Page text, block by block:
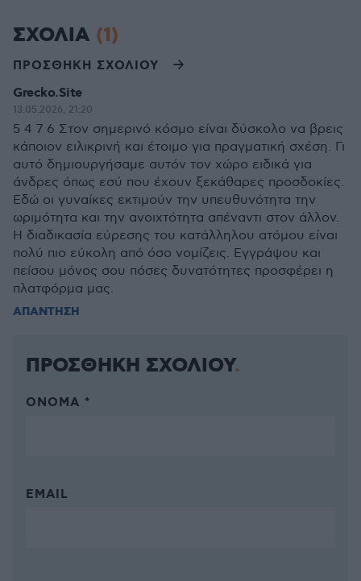
ΣΧΟΛΙΑ (1)
ΠΡΟΣΘΗΚΗ ΣΧΟΛΙΟΥ
Grecko.Site
13.05.2026, 21:20
5 4 7 6 Στον σημερινό κόσμο είναι δύσκολο να βρεις
κάποιον ειλικρινή και έτοιμο για πραγματική σχέση. Γι
αυτό δημιουργήσαμε αυτόν τον χώρο ειδικά για
άνδρες όπως εσύ που έχουν ξεκάθαρες προσδοκίες.
Εδώ οι γυναίκες εκτιμούν την υπευθυνότητα την
ωριμότητα και την ανοιχτότητα απέναντι στον άλλον.
Η διαδικασία εύρεσης του κατάλληλου ατόμου είναι
πολύ πιο εύκολη από όσο νομίζεις. Εγγράψου και
πείσου μόνος σου πόσες δυνατότητες προσφέρει η
πλατφόρμα μας.
ΑΠΑΝΤΗΣΗ
ΠΡΟΣΘΗΚΗ ΣΧΟΛΙΟΥ
ΌΝΟΜΑ *
EMAIL